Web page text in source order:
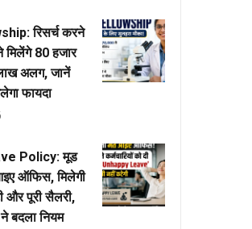
रिसर्च करने
मिलेंगे ₹80 हजार
अलग, जानें
फायदा
Policy: मूड
ऑफिस, मिलेगी
और पूरी सैलरी,
बदला नियम